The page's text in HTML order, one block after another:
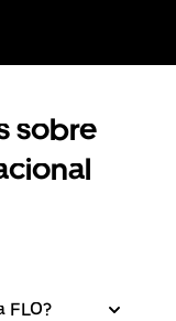
sobre
FLO?